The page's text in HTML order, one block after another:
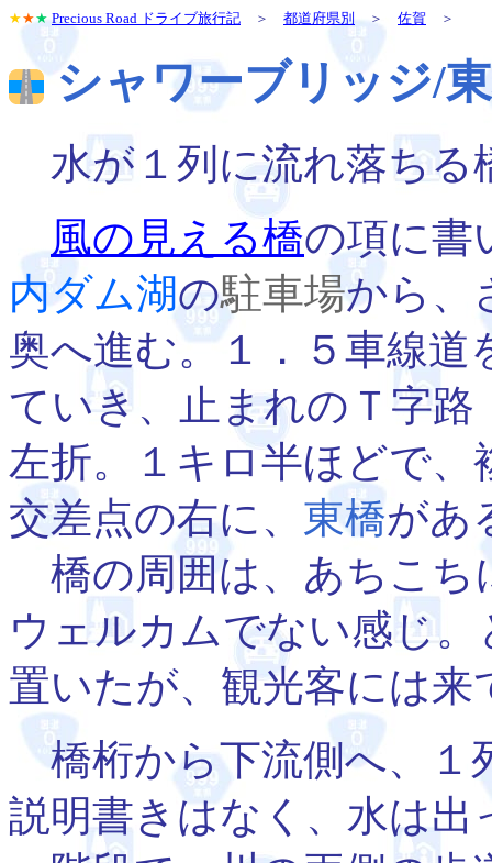
★★★ Precious Road ドライブ旅行記 ＞ 都道府県別＞ 佐賀 ＞
シャワーブリッジ/
水が１列に流れ落ちる
風の見える橋の項に書
内ダム湖の駐車場から、
奥へ進む。１．５車線道
ていき、止まれのＴ字路
左折。１キロ半ほどで、
交差点の右に、 東橋があ
橋の周囲は、あちこち
ウェルカムでない感じ
置いたが、観光客には
橋桁から下流側へ、１
説明書きはなく、水は